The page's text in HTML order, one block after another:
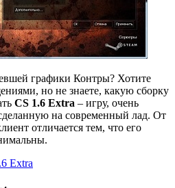
графики Контры? Хотите
но не знаете, какую сборку
CS 1.6 Extra – игру, очень
на современный лад. От
отличается тем, что его
Extra